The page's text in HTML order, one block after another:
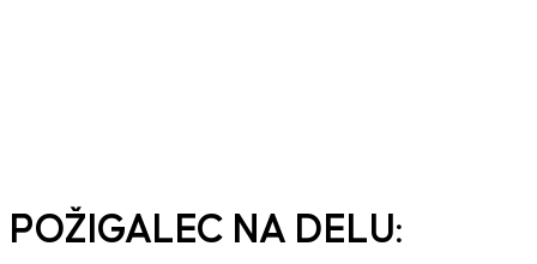
POŽIGALEC NA DELU: